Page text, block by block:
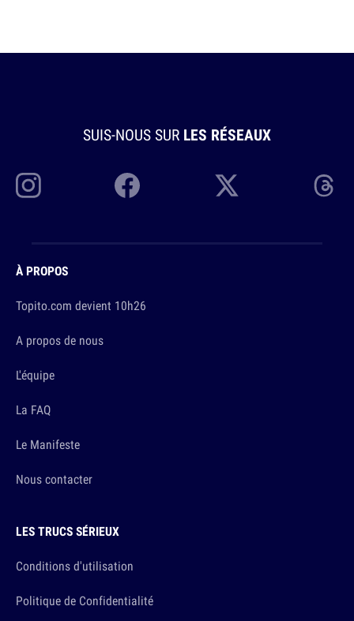
SUIS-NOUS SUR LES RÉSEAUX
À PROPOS
Topito.com devient 10h26
A propos de nous
L'équipe
La FAQ
Le Manifeste
Nous contacter
LES TRUCS SÉRIEUX
Conditions d'utilisation
Politique de Confidentialité